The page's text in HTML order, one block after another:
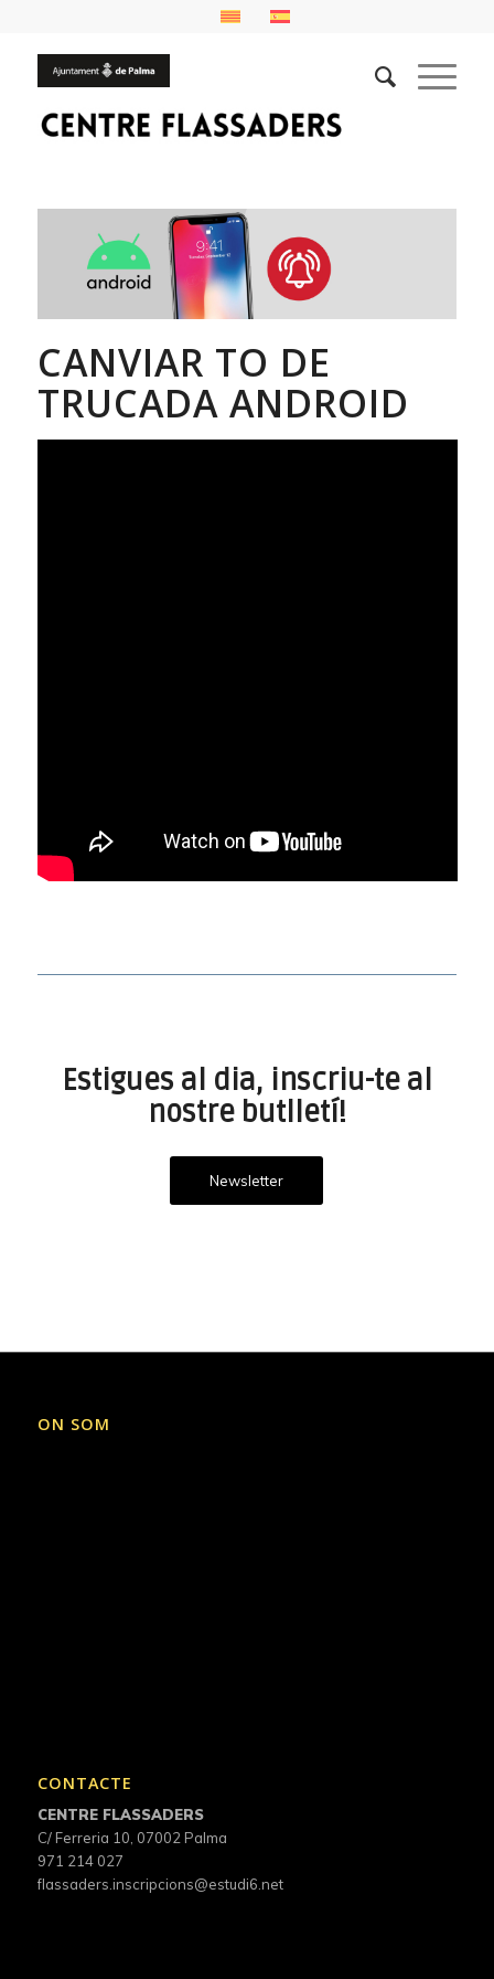
CANVIAR TO DE
TRUCADA ANDROID
Estigues al dia, inscriu-te al
nostre butlletí!
Newsletter
ON SOM
CONTACTE
CENTRE FLASSADERS
C/ Ferreria 10, 07002 Palma
971 214 027
flassaders.inscripcions@estudi6.net